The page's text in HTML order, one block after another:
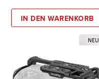
IN DEN WARENKORB
NEU